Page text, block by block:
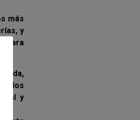
más
y
para
a los
y